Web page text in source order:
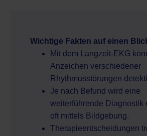
Wichtige Fakten auf einen
Mit dem Langzeit-EKG
Anzeichen verschiedener
Rhythmusstörungen
Je nach Befund wird eine
weiterführende Diagnostik
oft mittels Bildgebung.
Therapieentscheidungen